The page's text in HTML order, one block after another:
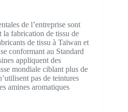
de l’entreprise sont
la fabrication de tissu de
de tissu à Taïwan et
conformant au Standard
appliquent des
mondiale ciblant plus de
pas de teintures
amines aromatiques